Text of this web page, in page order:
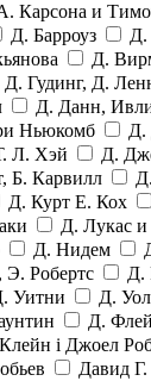
Карсона и
Д. Барроуз Д.
Д.
Д. Гудинг, Д.
Д. Данн,
Ньюкомб
Д.
Л. Хэй
Д.
Б. Карвилл
Д. Курт Е. Кох
Д. Лукас
Д. Нидем
Робертс Д.
Уитни
Д.
Д.
і Джоел
Давид Г.